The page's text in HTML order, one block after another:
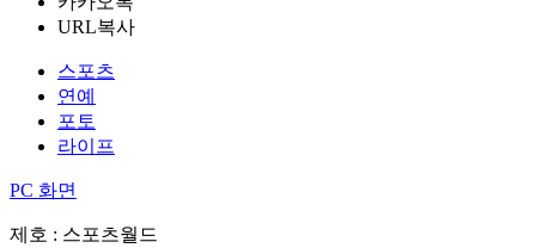
URL복사
스포츠
연예
포토
라이프
PC 화면
제호 : 스포츠월드